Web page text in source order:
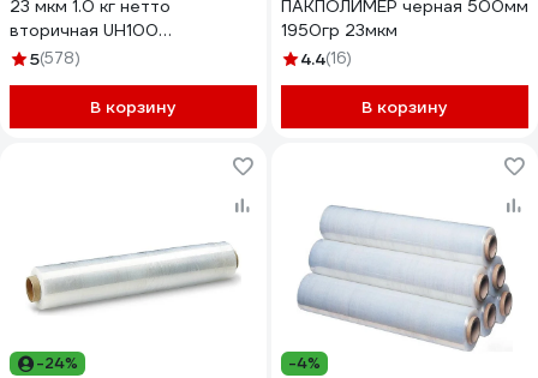
23 мкм 1.0 кг нетто
вторичная UH100
в50231000
5(578)
В корзину
ПАКПОЛИМЕР черная 500мм
1950гр 23мкм
4.4(16)
В корзину
-24% -4%